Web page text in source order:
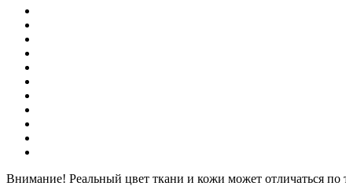
Внимание! Реальный цвет ткани и кожи может отличаться